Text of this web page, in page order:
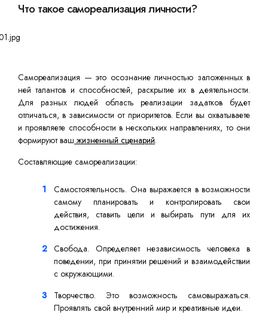
Что такое самореализация личности?
Самореализация — это осознание личностью заложенных в
ней талантов и способностей, раскрытие их в деятельности.
Для разных людей область реализации задатков будет
отличаться, в зависимости от приоритетов. Если вы охватываете
и проявляете способности в нескольких направлениях, то они
формируют ваш жизненный сценарий.
Составляющие самореализации:
Самостоятельность. Она выражается в возможности
самому планировать и контролировать свои
действия, ставить цели и выбирать пути для их
достижения.
Свобода. Определяет независимость человека в
поведении, при принятии решений и взаимодействии
с окружающими.
Творчество. Это возможность самовыражаться.
Проявлять свой внутренний мир и креативные идеи.